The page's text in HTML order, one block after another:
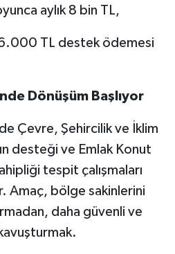
aylık 8 bin TL,
TL destek ödemesi
Dönüşüm Başlıyor
Çevre, Şehircilik ve İklim
desteği ve Emlak Konut
tespit çalışmaları
Amaç, bölge sakinlerini
daha güvenli ve